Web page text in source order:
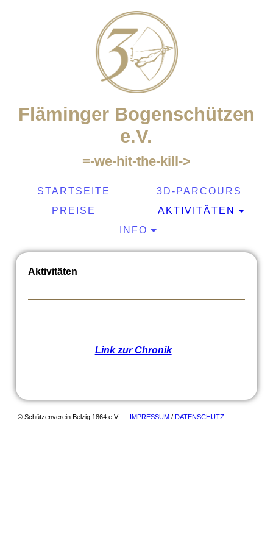
Fläminger Bogenschützen
e.V.
=-we-hit-the-kill->
STARTSEITE
3D-PARCOURS
PREISE
AKTIVITÄTEN
INFO
Aktivitäten
Link zur Chronik
© Schützenverein Belzig 1864 e.V. -- IMPRESSUM / DATENSCHUTZ